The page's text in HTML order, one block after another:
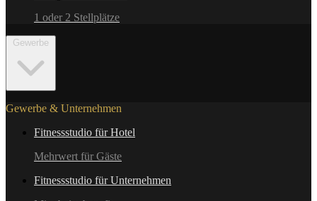
1 oder 2 Stellplätze
Gewerbe & Unternehmen
Fitnessstudio für Hotel
Mehrwert für Gäste
Fitnessstudio für Unternehmen